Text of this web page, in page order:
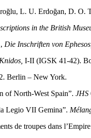
L. U. Erdoğan, D. O.
in the British
, Die Inschriften von Ephesos,
I-II (IGSK 41-42).
Berlin – New York.
of North-West Spain”. JHS
Legio VII Gemina”.
de troupes dans